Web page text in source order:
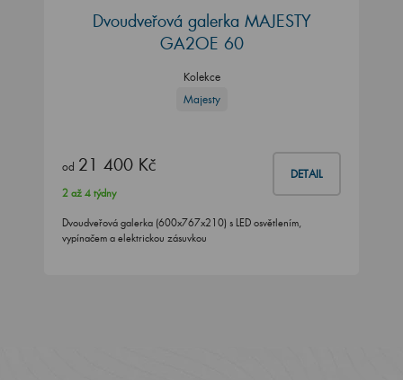
Dvoudveřová galerka MAJESTY
GA2OE 60
Kolekce
Majesty
od 21 400 Kč DETAIL
2 až 4 týdny
Dvoudveřová galerka (600x767x210) s LED osvětlením,
vypínačem a elektrickou zásuvkou